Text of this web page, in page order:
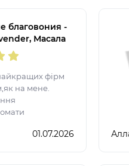
благовония -
Масала
фірм
на мене.
01.07.2026